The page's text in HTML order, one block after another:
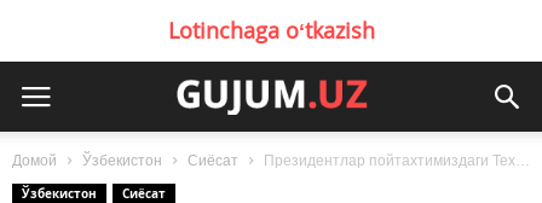
Lotinchaga oʻtkazish
Домой Ўзбекистон Сиёсат
Президентлар пойтахтимиздаги Технопарк фаолияти билан танишдилар
Ўзбекистон
Сиёсат